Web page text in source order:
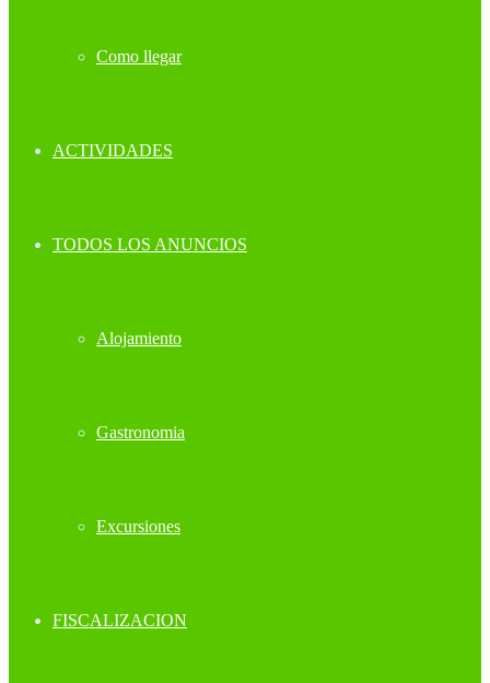
Como llegar
ACTIVIDADES
TODOS LOS ANUNCIOS
Alojamiento
Gastronomia
Excursiones
FISCALIZACION